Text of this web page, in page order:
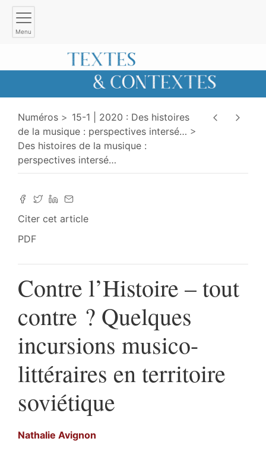
Menu
Numéros
15-1 | 2020 : Des histoires
de la musique : perspectives intersé…
Des histoires de la musique :
perspectives intersé…
Citer cet article
PDF
Contre l’Histoire – tout
contre ? Quelques
incursions musico-
littéraires en territoire
soviétique
Nathalie Avignon